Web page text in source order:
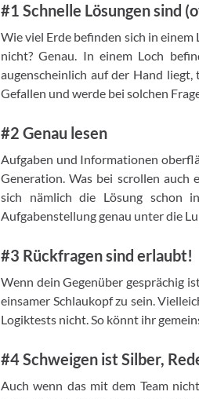
#1 Schnelle Lösungen sind
Wie viel Erde befinden sich in
nicht? Genau. In einem Loch
augenscheinlich auf der Hand
Gefallen und werde bei solchen
#2 Genau lesen
Aufgaben und Informationen
Generation. Was bei scrollen
sich nämlich die Lösung schon
Aufgabenstellung genau unter die
#3 Rückfragen sind erlaubt!
Wenn dein Gegenüber gesprächig
einsamer Schlaukopf zu sein.
Logiktests nicht. So könnt ihr
#4 Schweigen ist Silber,
Auch wenn das mit dem Team